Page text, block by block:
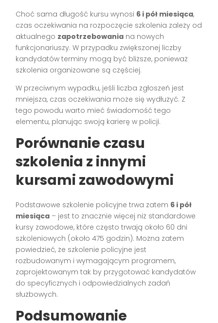
Choć sama długość kursu wynosi 6 i pół miesiąca,
czas oczekiwania na rozpoczęcie szkolenia zależy od
aktualnego zapotrzebowania na nowych
funkcjonariuszy. W przypadku zwiększonej liczby
kandydatów terminy mogą być bliższe, ponieważ
szkolenia organizowane są częściej.
W przeciwnym wypadku, jeśli liczba zgłoszeń jest
mniejsza, czas oczekiwania może się wydłużyć. Z
tego powodu warto mieć świadomość tego
elementu, planując swoją karierę w policji.
Porównanie czasu
szkolenia z innymi
kursami zawodowymi
Podstawowe szkolenie policyjne trwa zatem 6 i pół
miesiąca – jest to znacznie więcej niż standardowe
kursy zawodowe, które często trwają około 60 dni
szkoleniowych (około 475 godzin). Można zatem
powiedzieć, że szkolenie policyjne jest
rozbudowanym i wymagającym programem,
zaprojektowanym tak by przygotować kandydatów
do specyficznych i odpowiedzialnych zadań
służbowych.
Podsumowanie